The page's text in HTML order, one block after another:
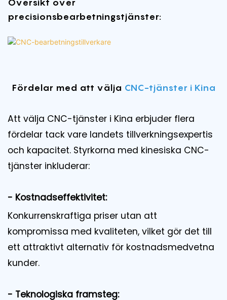
Översikt över
precisionsbearbetningstjänster:
Fördelar med att välja CNC-tjänster i Kina
Att välja CNC-tjänster i Kina erbjuder flera
fördelar tack vare landets tillverkningsexpertis
och kapacitet. Styrkorna med kinesiska CNC-
tjänster inkluderar:
- Kostnadseffektivitet:
Konkurrenskraftiga priser utan att
kompromissa med kvaliteten, vilket gör det till
ett attraktivt alternativ för kostnadsmedvetna
kunder.
- Teknologiska framsteg: